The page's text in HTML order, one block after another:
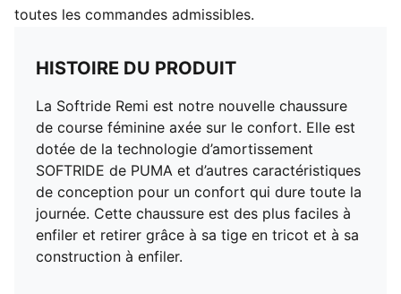
SOFTRIDE : Mousse moelleuse conçue pour un amorti
conçue pour procurer un amortissement des plus
doux grâce à son talon très épais
DÉTAILS
Chaussure haute
Tige en textile
Fermeture à lacets
Surface : route
Embout arrondi
Semelle extérieure en caoutchouc à zones
Doublure : textile; semelle extérieure : autre,
toutes les commandes admissibles.
HISTOIRE DU PRODUIT
La Softride Remi est notre nouvelle chaussure
de course féminine axée sur le confort. Elle est
dotée de la technologie d’amortissement
SOFTRIDE de PUMA et d’autres caractéristiques
de conception pour un confort qui dure toute la
journée. Cette chaussure est des plus faciles à
enfiler et retirer grâce à sa tige en tricot et à sa
construction à enfiler.